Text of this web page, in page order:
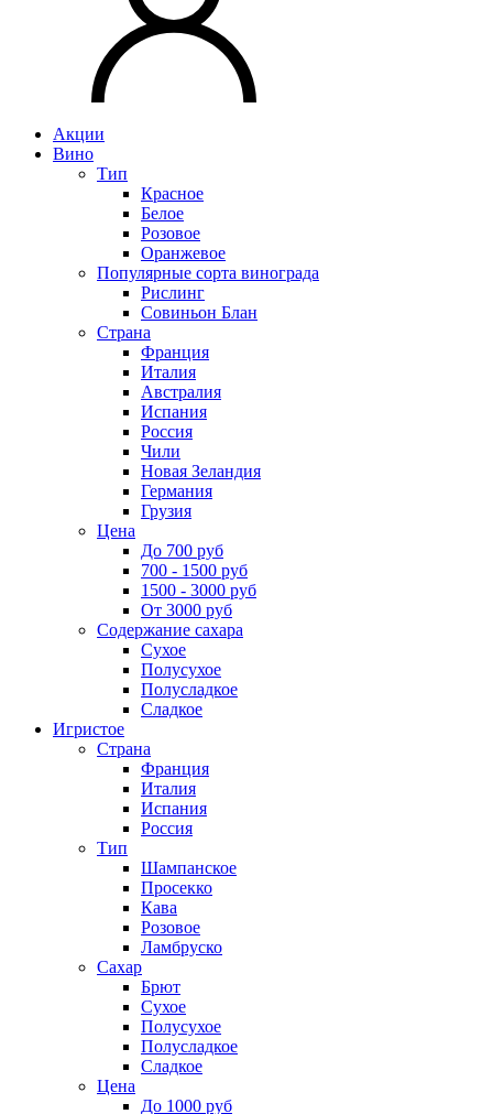
Акции
Вино
Тип
Красное
Белое
Розовое
Оранжевое
Популярные сорта винограда
Рислинг
Совиньон Блан
Страна
Франция
Италия
Австралия
Испания
Россия
Чили
Новая Зеландия
Германия
Грузия
Цена
До 700 руб
700 - 1500 руб
1500 - 3000 руб
От 3000 руб
Содержание сахара
Сухое
Полусухое
Полусладкое
Сладкое
Игристое
Страна
Франция
Италия
Испания
Россия
Тип
Шампанское
Просекко
Кава
Розовое
Ламбруско
Сахар
Брют
Сухое
Полусухое
Полусладкое
Сладкое
Цена
До 1000 руб